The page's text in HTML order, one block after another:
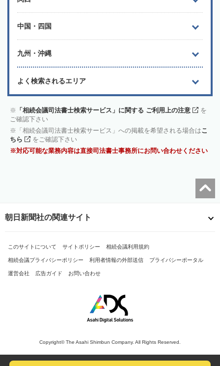
中国・四国
九州・沖縄
よく検索されるエリア
「相続会議司法書士検索サービス」に関する ご利用上の注意
を
ご確認下さい
「相続会議司法書士検索サービス」への掲載を希望される場合はこ
ちら
をご確認下さい
対応可能な業務内容は直接司法書士事務所にお問い合わせください
朝日新聞社の関連サイト
このサイトについて サイトポリシー 相続会議利用規約
相続会議プライバシーポリシー 利用者情報の外部送信 プライバシーポータル
運営会社 広告ガイド お問い合わせ
Copyright© The Asahi Shimbun Company. All Rights Reserved.